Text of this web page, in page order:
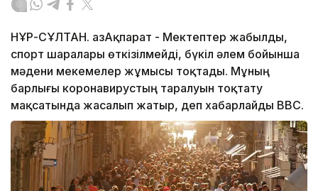
НҰР-СҰЛТАН. ҚазАқпарат - Мектептер жабылды,
спорт шаралары өткізілмейді, бүкіл әлем бойынша
мәдени мекемелер жұмысы тоқтады. Мұның
барлығы коронавирустың таралуын тоқтату
мақсатында жасалып жатыр, деп хабарлайды ВВС.